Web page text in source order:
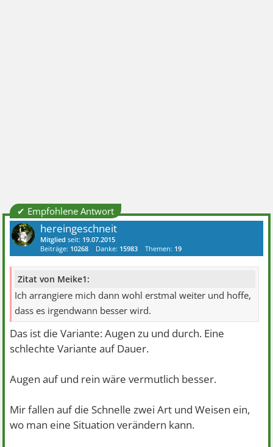
✔ Empfohlene Antwort
hereingeschneit
Mitglied seit: 19.07.2015
Beiträge: 10268 Danke: 15983 Themen: 19
Zitat von Meike1:
Ich arrangiere mich dann wohl erstmal weiter und hoffe,
dass es irgendwann besser wird.
Das ist die Variante: Augen zu und durch. Eine
schlechte Variante auf Dauer.
Augen auf und rein wäre vermutlich besser.
Mir fallen auf die Schnelle zwei Art und Weisen ein,
wo man eine Situation verändern kann.